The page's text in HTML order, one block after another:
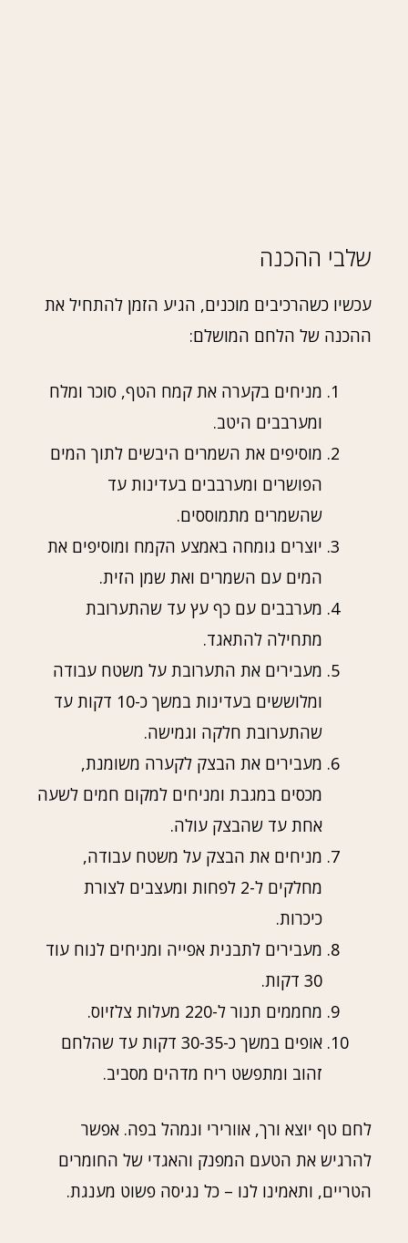
שלבי ההכנה
עכשיו כשהרכיבים מוכנים, הגיע הזמן להתחיל את
ההכנה של הלחם המושלם:
מניחים בקערה את קמח הטף, סוכר ומלח
ומערבבים היטב.
מוסיפים את השמרים היבשים לתוך המים
הפושרים ומערבבים בעדינות עד
שהשמרים מתמוססים.
יוצרים גומחה באמצע הקמח ומוסיפים את
המים עם השמרים ואת שמן הזית.
מערבבים עם כף עץ עד שהתערובת
מתחילה להתאגד.
מעבירים את התערובת על משטח עבודה
ומלוששים בעדינות במשך כ-10 דקות עד
שהתערובת חלקה וגמישה.
מעבירים את הבצק לקערה משומנת,
מכסים במגבת ומניחים למקום חמים לשעה
אחת עד שהבצק עולה.
מניחים את הבצק על משטח עבודה,
מחלקים ל-2 לפחות ומעצבים לצורת
כיכרות.
מעבירים לתבנית אפייה ומניחים לנוח עוד
30 דקות.
מחממים תנור ל-220 מעלות צלזיוס.
אופים במשך כ-30-35 דקות עד שהלחם
זהוב ומתפשט ריח מדהים מסביב.
לחם טף יוצא ורך, אוורירי ונמהל בפה. אפשר
להרגיש את הטעם המפנק והאגדי של החומרים
הטריים, ותאמינו לנו – כל נגיסה פשוט מענגת.